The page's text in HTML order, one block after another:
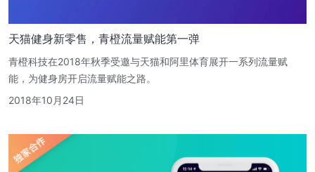
天猫健身新零售，青橙流量赋能第一弹
青橙科技在2018年秋季受邀与天猫和阿里体育展开一系列流量赋
能，为健身房开启流量赋能之路。
2018年10月24日